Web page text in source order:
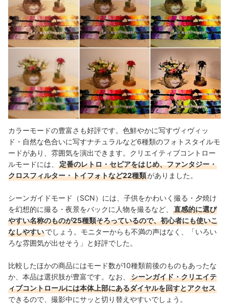
カラーモードの豊富さも好評です。色鮮やかに写すヴィヴィッ
ド・自然な色合いに写すナチュラルなど6種類のフォトスタイルモ
ードがあり、雰囲気を演出できます。クリエイティブコントロー
ルモードには、
定番のレトロ・セピアをはじめ、ファンタジー・
クロスフィルター・トイフォトなど22種類がありました。
シーンガイドモード（SCN）には、子供をかわいく撮る・夕焼け
を幻想的に撮る・夜景をバックに人物を撮るなど、
直感的に選び
やすい名称のものが25種類そろっているので、初心者にも使いこ
なしやすいでしょう。モニターからも不満の声はなく、「いろい
ろな雰囲気が出せそう」と好評でした。
比較したほかの商品にはモード数が10種類前後のものもあったな
か、本品は選択肢が豊富です。なお、
シーンガイド・クリエイテ
ィブコントロールには本体上部にあるダイヤルを回すとアクセス
できるので、撮影中にサッと切り替えやすいでしょう。